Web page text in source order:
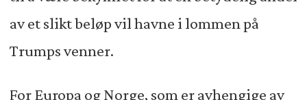
av et slikt beløp vil havne i lommen på
Trumps venner.
For Europa og Norge, som er avhengige av